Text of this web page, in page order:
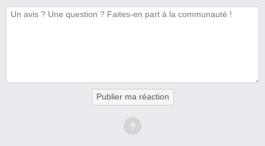
Publier ma réaction